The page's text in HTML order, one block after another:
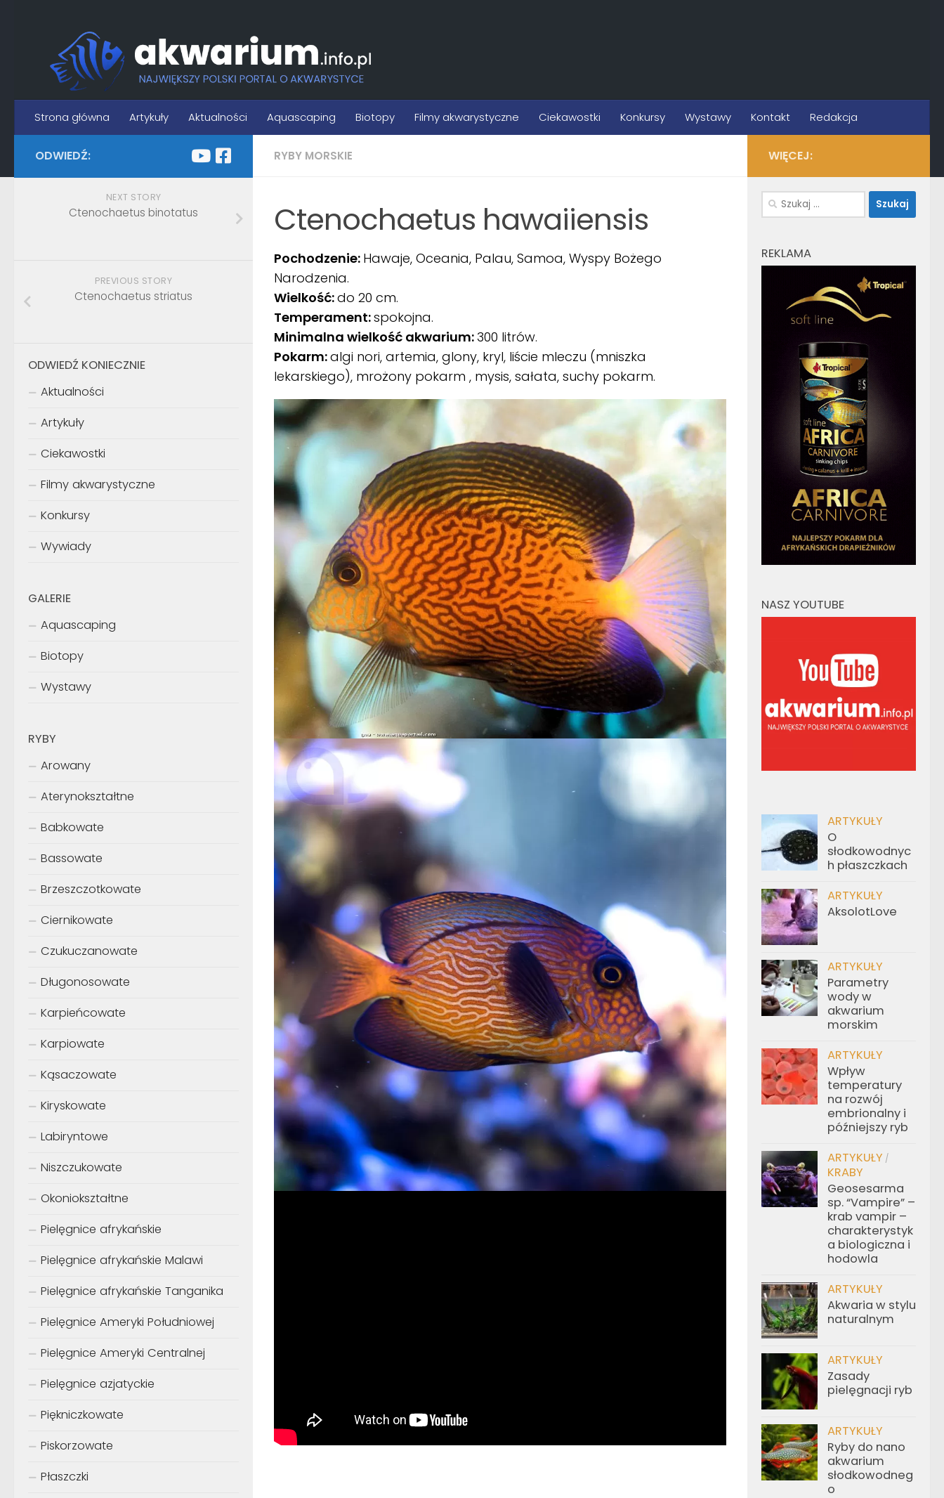
Strona główna Artykuły Aktualności Aquascaping Biotopy Filmy akwarystyczne Ciekawostki Konkursy Wystawy Kontakt Redakcja
RYBY MORSKIE
Ctenochaetus hawaiiensis
Pochodzenie: Hawaje, Oceania, Palau, Samoa, Wyspy Bożego
Narodzenia.
Wielkość:do 20 cm.
Temperament:spokojna.
Minimalna wielkość akwarium: 300 litrów.
Pokarm:algi nori, artemia, glony, kryl, liście mleczu (mniszka
lekarskiego), mrożony pokarm , mysis, sałata, suchy pokarm.
ODWIEDŹ:
NEXT STORY
Ctenochaetus binotatus
PREVIOUS STORY
Ctenochaetus striatus
ODWIEDŹ KONIECZNIE
Aktualności
Artykuły
Ciekawostki
Filmy akwarystyczne
Konkursy
Wywiady
GALERIE
Aquascaping
Biotopy
Wystawy
RYBY
Arowany
Aterynokształtne
Babkowate
Bassowate
Brzeszczotkowate
Ciernikowate
Czukuczanowate
Długonosowate
Karpieńcowate
Karpiowate
Kąsaczowate
Kiryskowate
Labiryntowe
Niszczukowate
Okoniokształtne
Pielęgnice afrykańskie
Pielęgnice afrykańskie Malawi
Pielęgnice afrykańskie Tanganika
Pielęgnice Ameryki Południowej
Pielęgnice Ameryki Centralnej
Pielęgnice azjatyckie
Piękniczkowate
Piskorzowate
Płaszczki
WIĘCEJ:
Szukaj:
REKLAMA
NASZ YOUTUBE
ARTYKUŁY
O
słodkowodnyc
h płaszczkach
ARTYKUŁY
AksolotLove
ARTYKUŁY
Parametry
wody w
akwarium
morskim
ARTYKUŁY
Wpływ
temperatury
na rozwój
embrionalny i
późniejszy ryb
ARTYKUŁY /
KRABY
Geosesarma
sp. “Vampire” –
krab vampir –
charakterystyk
a biologiczna i
hodowla
ARTYKUŁY
Akwaria w stylu
naturalnym
ARTYKUŁY
Zasady
pielęgnacji ryb
ARTYKUŁY
Ryby do nano
akwarium
słodkowodneg
o